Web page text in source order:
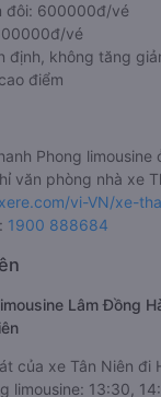
đôi: 600000đ/vé
vé
định, không tăng
điểm
Phong limousine
văn phòng nhà xe
vi-VN/xe-
1900 888684
Lâm Đồng
của xe Tân Niên đi
limousine: 13:30,